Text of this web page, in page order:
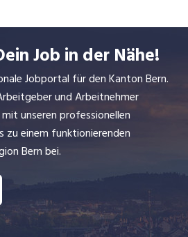
Kolleginnen
und
Kollegen
sind in den
Ferien und
der Alltag
Freiraum.
Eine gute
Job in der Nähe!
Jobportal für den Kanton Bern.
und Arbeitnehmer
unseren professionellen
zu einem funktionierenden
Bern bei.